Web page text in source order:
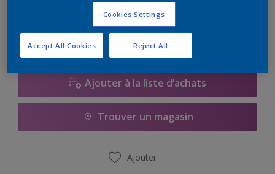
Calculer
Ajouter à la liste d’achats
Trouver un magasin
Ajouter
Cookies Settings
Reject All
Accept All Cookies